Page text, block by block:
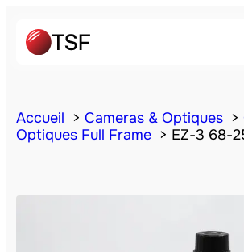
Accueil Cameras & Optiques
Optiques Full Frame
EZ-3 68-